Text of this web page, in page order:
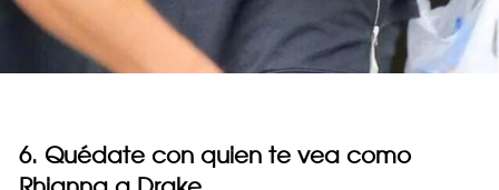
6. Quédate con quien te vea como